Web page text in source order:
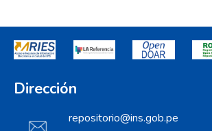
Dirección
repositorio@ins.gob.pe